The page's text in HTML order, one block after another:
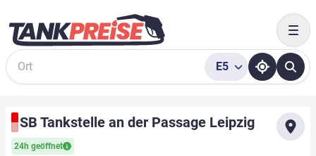
Suche
E5
SB Tankstelle an der Passage Leipzig
24h geöffnet